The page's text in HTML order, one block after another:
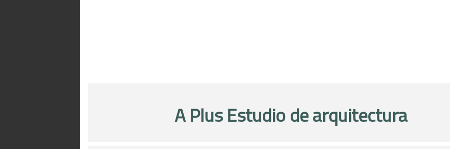
A Plus Estudio de arquitectura